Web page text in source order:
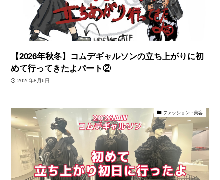
【2026年秋冬】コムデギャルソンの立ち上がりに初
めて行ってきたよパート②
2026年8月6日
ファッション・美容